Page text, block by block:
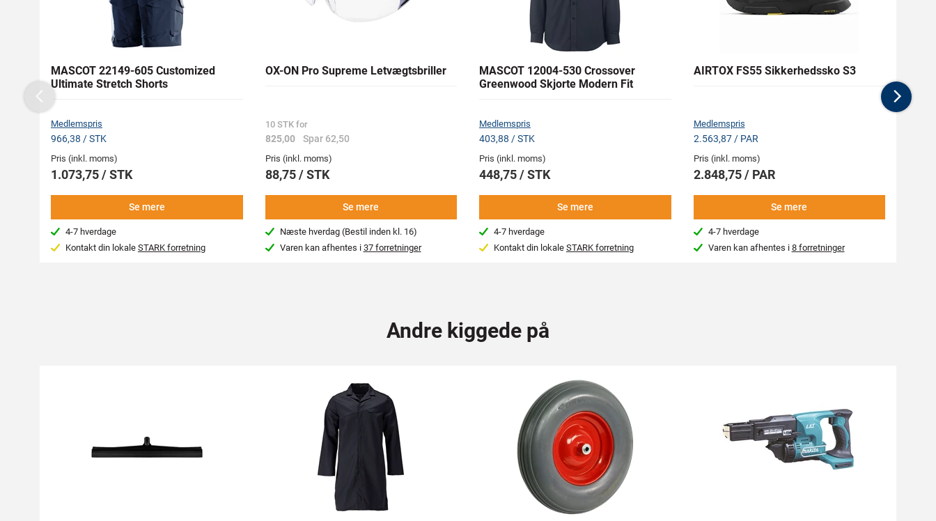
MASCOT 22149-605 Customized
Ultimate Stretch Shorts
Medlemspris
966,38 / STK
Pris (inkl. moms)
1.073,75 / STK
Se mere
4-7 hverdage
Kontakt din lokale STARK forretning
OX-ON Pro Supreme Letvægtsbriller
10 STK for
825,00 Spar 62,50
Pris (inkl. moms)
88,75 / STK
Se mere
Næste hverdag (Bestil inden kl. 16)
Varen kan afhentes i 37 forretninger
MASCOT 12004-530 Crossover
Greenwood Skjorte Modern Fit
Medlemspris
403,88 / STK
Pris (inkl. moms)
448,75 / STK
Se mere
4-7 hverdage
Kontakt din lokale STARK forretning
AIRTOX FS55 Sikkerhedssko S3
Medlemspris
2.563,87 / PAR
Pris (inkl. moms)
2.848,75 / PAR
Se mere
4-7 hverdage
Varen kan afhentes i 8 forretninger
med
Previous
Andre kiggede på